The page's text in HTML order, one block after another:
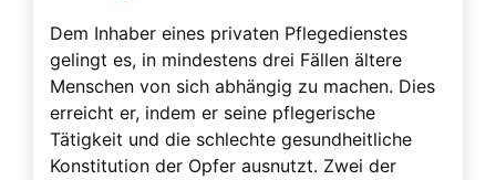
Dem Inhaber eines privaten Pflegedienstes
gelingt es, in mindestens drei Fällen ältere
Menschen von sich abhängig zu machen. Dies
erreicht er, indem er seine pflegerische
Tätigkeit und die schlechte gesundheitliche
Konstitution der Opfer ausnutzt. Zwei der